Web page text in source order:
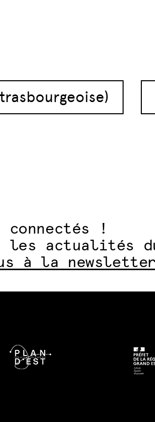
connectés !
actualités du
à la newsletter